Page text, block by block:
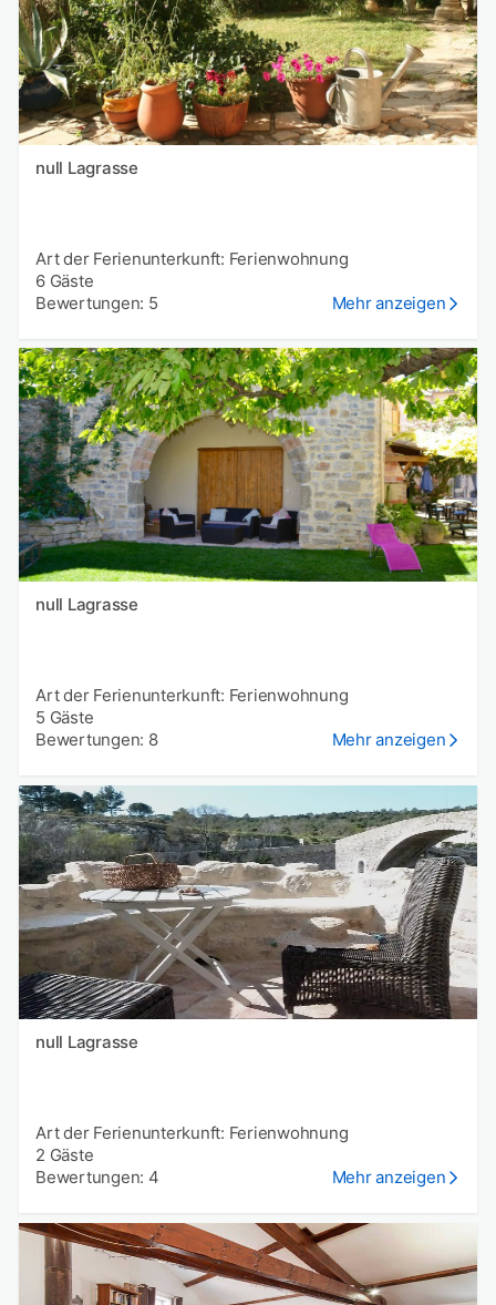
null Lagrasse
Art der Ferienunterkunft: Ferienwohnung
6 Gäste
Bewertungen: 5
Mehr anzeigen
null Lagrasse
Art der Ferienunterkunft: Ferienwohnung
5 Gäste
Bewertungen: 8
Mehr anzeigen
null Lagrasse
Art der Ferienunterkunft: Ferienwohnung
2 Gäste
Bewertungen: 4
Mehr anzeigen